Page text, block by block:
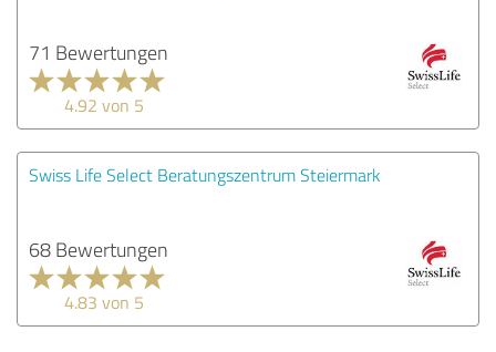
71 Bewertungen
4.92 von 5
Swiss Life Select Beratungszentrum Steiermark
68 Bewertungen
4.83 von 5